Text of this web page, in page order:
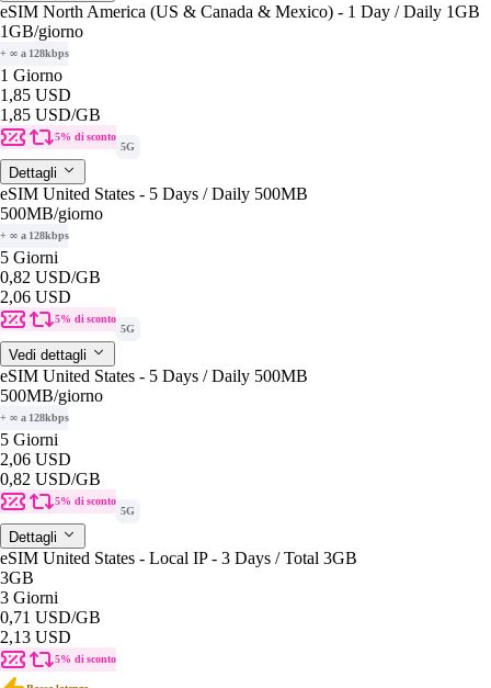
eSIM North America (US & Canada & Mexico) - 1 Day / Daily 1GB
1GB/giorno
+ ∞ a 128kbps
1 Giorno
1,85 USD
1,85 USD/GB
5% di sconto
5G
Dettagli
eSIM United States - 5 Days / Daily 500MB
500MB/giorno
+ ∞ a 128kbps
5 Giorni
0,82 USD/GB
2,06 USD
5% di sconto
5G
Vedi dettagli
eSIM United States - 5 Days / Daily 500MB
500MB/giorno
+ ∞ a 128kbps
5 Giorni
2,06 USD
0,82 USD/GB
5% di sconto
5G
Dettagli
eSIM United States - Local IP - 3 Days / Total 3GB
3GB
3 Giorni
0,71 USD/GB
2,13 USD
5% di sconto